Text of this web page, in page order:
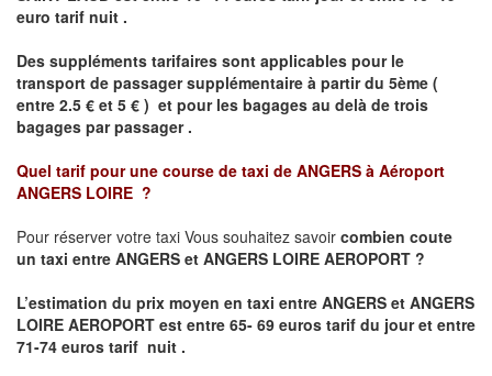
euro tarif nuit .
Des suppléments tarifaires sont applicables pour le
transport de passager supplémentaire à partir du 5ème (
entre 2.5 € et 5 € ) et pour les bagages au delà de trois
bagages par passager .
Quel tarif pour une course de taxi de ANGERS à Aéroport
ANGERS LOIRE ?
Pour réserver votre taxi Vous souhaitez savoir combien coute
un taxi entre ANGERS et ANGERS LOIRE AEROPORT ?
L’estimation du prix moyen en taxi entre ANGERS et ANGERS
LOIRE AEROPORT est entre 65- 69 euros tarif du jour et entre
71-74 euros tarif nuit .